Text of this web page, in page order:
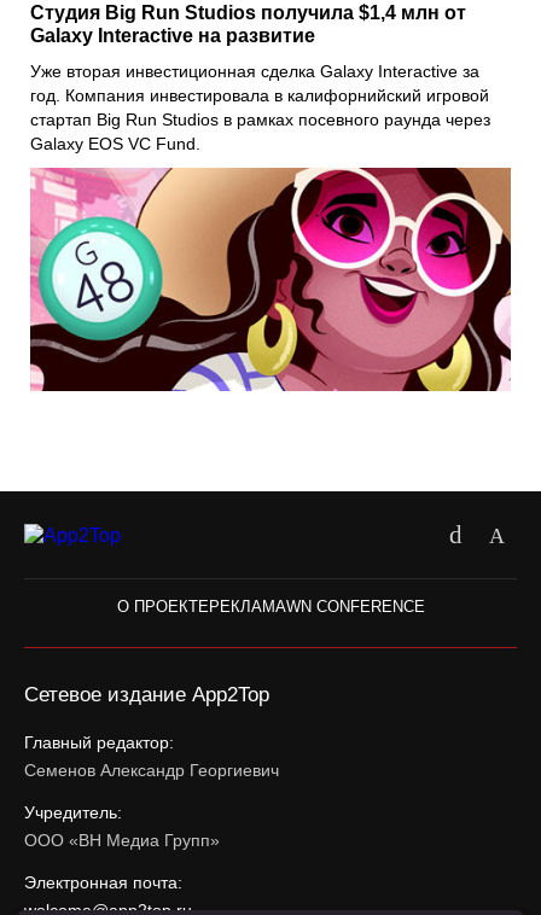
Студия Big Run Studios получила $1,4 млн от
Galaxy Interactive на развитие
Уже вторая инвестиционная сделка Galaxy Interactive за
год. Компания инвестировала в калифорнийский игровой
стартап Big Run Studios в рамках посевного раунда через
Galaxy EOS VC Fund
О ПРОЕКТЕРЕКЛАМАWN CONFERENCE
Сетевое издание App2Top
Главный редактор:
Семенов Александр Георгиевич
Учредитель:
ООО «ВН Медиа Групп»
Электронная почта:
welcome@app2top.ru